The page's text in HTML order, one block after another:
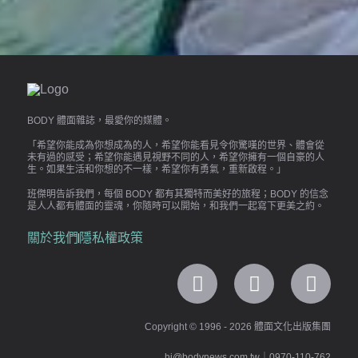
BODY 體面雜誌，最愛你的媒體。
「希望你能成為你想成為的人，希望你能看見令你驚嘆的世界、體會從
未有過的感受；希望你能遇見視野不同的人，希望你擁有一個自豪的人
生。如果生活和你想的不一樣，希望你有勇氣，重新啟程。」
班傑明告訴我們，每個 BODY 都有其獨特而美好的旅程；BODY 的信念
是人人都有體面的靈魂，你隨時可以開始，和我們一起寫下更美之約。
關於我們 隱私權政策
Copyright © 1996 - 2026 體面文化出版集團